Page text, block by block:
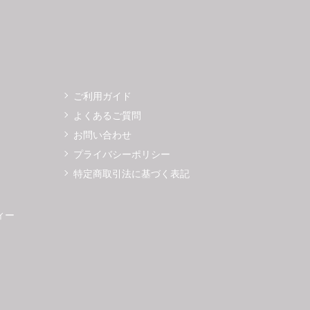
ー
ご利用ガイド
よくあるご質問
お問い合わせ
プライバシーポリシー
特定商取引法に基づく表記